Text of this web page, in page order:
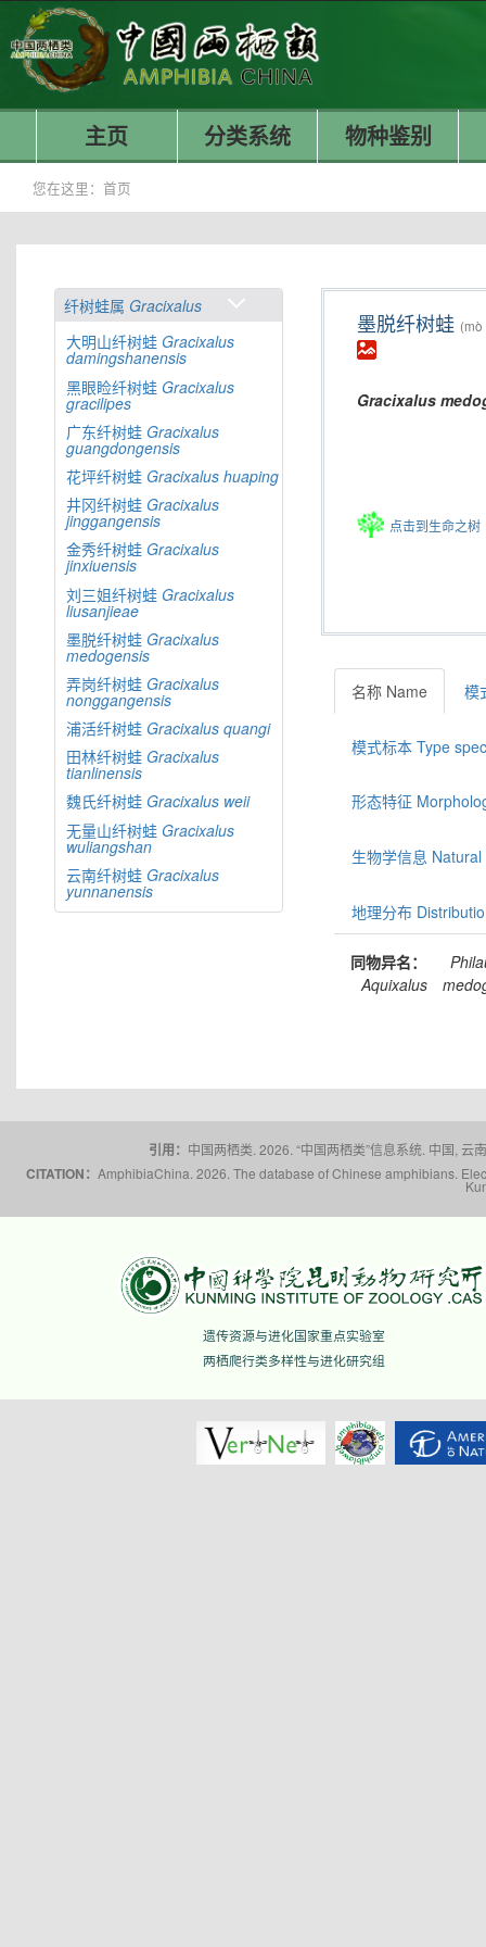
主页 分类系统 物种鉴别
您在这里： 首页
纤树蛙属 Gracixalus
大明山纤树蛙 Gracixalus
damingshanensis
黑眼睑纤树蛙 Gracixalus
gracilipes
广东纤树蛙 Gracixalus
guangdongensis
花坪纤树蛙 Gracixalus huaping
井冈纤树蛙 Gracixalus
jinggangensis
金秀纤树蛙 Gracixalus
jinxiuensis
刘三姐纤树蛙 Gracixalus
liusanjieae
墨脱纤树蛙 Gracixalus
medogensis
弄岗纤树蛙 Gracixalus
nonggangensis
浦活纤树蛙 Gracixalus quangi
田林纤树蛙 Gracixalus
tianlinensis
魏氏纤树蛙 Gracixalus weii
无量山纤树蛙 Gracixalus
wuliangshan
云南纤树蛙 Gracixalus
yunnanensis
墨脱纤树蛙
Gracixalus
点击到生命之树
名称 Name 模
模式标本 Type
形态特征
生物学信息
地理分布
同物异名：
Aquixalus
引用： 中国两栖类. 2026. “中国两栖类”信息系统. 中国,
CITATION： AmphibiaChina. 2026. The database of Chinese amphibians.
遗传资源与进化国家重点实验室
两栖爬行类多样性与进化研究组